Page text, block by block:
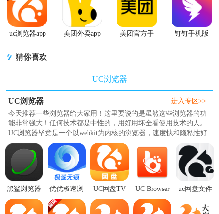
uc浏览器app
美团外卖app
美团官方手
钉钉手机版
猜你喜欢
UC浏览器
UC浏览器
今天推荐一些浏览器给大家用！这里要说的是虽然这些浏览器的功
能非常强大！任何技术都是中性的，用好用坏全看使用技术的人。
UC浏览器毕竟是一个以webkit为内核的浏览器，速度快和隐私性好
是他的优点，但咱把这些优点..
进入专区>>
黑鲨浏览器
安装
BrowserV1.0.20251126
优优极速浏
览器安装
1.1.2安卓版
UC网盘TV
版最新版
v2.9.1683 官
UC Browser
Go(uc浏览器
极速
uc网盘文件
app18.9.0.1516